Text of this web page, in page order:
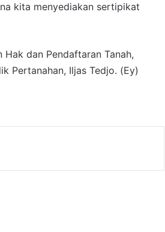
kita menyediakan sertipikat
dan Pendaftaran Tanah,
Pertanahan, Iljas Tedjo. (Ey)